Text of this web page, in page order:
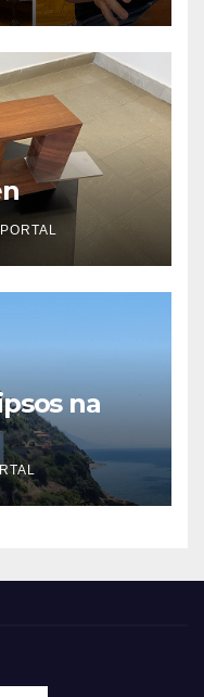
na